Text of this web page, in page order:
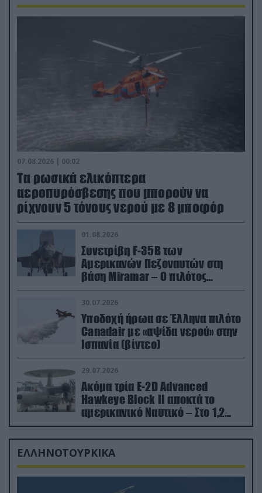
07.08.2026 | 00:02
Τα ρωσικά ελικόπτερα
αεροπυρόσβεσης που μπορούν να
ρίχνουν 5 τόνους νερού με 8 μποφόρ
01.08.2026
Συνετρίβη F-35B των
Αμερικανών Πεζοναυτών στη
βάση Miramar – Ο πιλότος
εκτινάχθηκε εγκαίρως
30.07.2026
Υποδοχή ήρωα σε Έλληνα πιλότο
Canadair με «αψίδα νερού» στην
Ισπανία (βίντεο)
29.07.2026
Ακόμα τρία E-2D Advanced
Hawkeye Block II αποκτά το
αμερικανικό Ναυτικό – Στο 1,2
δισ.δολάρια το κόστος
ΕΛΛΗΝΟΤΟΥΡΚΙΚΑ